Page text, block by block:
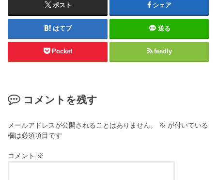
ポスト シェア
はてブ 送る
Pocket feedly
コメントを残す
メールアドレスが公開されることはありません。 ※ が付いている
欄は必須項目です
コメント ※